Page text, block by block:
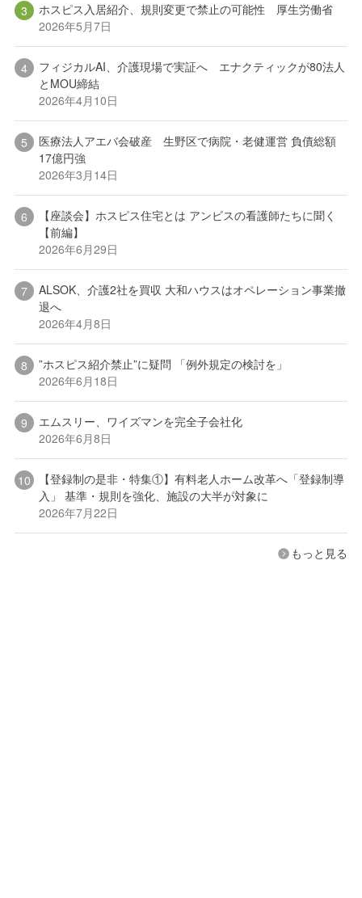
ホスピス入居紹介、規則変更で禁止の可能性 厚生労働省
2026年5月7日
フィジカルAI、介護現場で実証へ エナクティックが80法人
とMOU締結
2026年4月10日
医療法人アエバ会破産 生野区で病院・老健運営 負債総額
17億円強
2026年3月14日
【座談会】ホスピス住宅とは アンビスの看護師たちに聞く
【前編】
2026年6月29日
ALSOK、介護2社を買収 大和ハウスはオペレーション事業撤
退へ
2026年4月8日
”ホスピス紹介禁止”に疑問 「例外規定の検討を」
2026年6月18日
エムスリー、ワイズマンを完全子会社化
2026年6月8日
【登録制の是非・特集①】有料老人ホーム改革へ「登録制導
入」 基準・規則を強化、施設の大半が対象に
2026年7月22日
もっと見る